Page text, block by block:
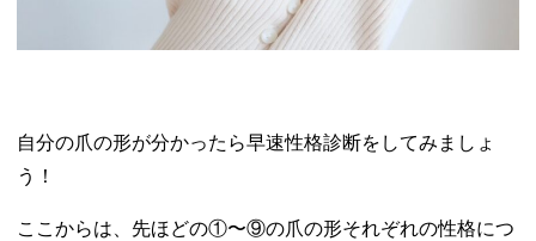
自分の爪の形が分かったら早速性格診断をしてみましょ
う！
ここからは、先ほどの①〜⑨の爪の形それぞれの性格につ